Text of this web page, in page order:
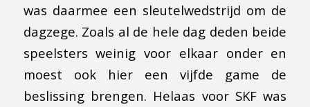
was daarmee een sleutelwedstrijd om de
dagzege. Zoals al de hele dag deden beide
speelsters weinig voor elkaar onder en
moest ook hier een vijfde game de
beslissing brengen. Helaas voor SKF was